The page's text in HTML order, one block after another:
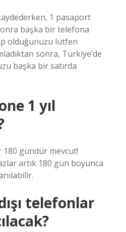
1 pasaport
başka bir telefona
olduğunuzu lütfen
sonra, Türkiye’de
başka bir satırda
1 yıl
180 gündür mevcut!
artık 180 gün boyunca
telefonlar